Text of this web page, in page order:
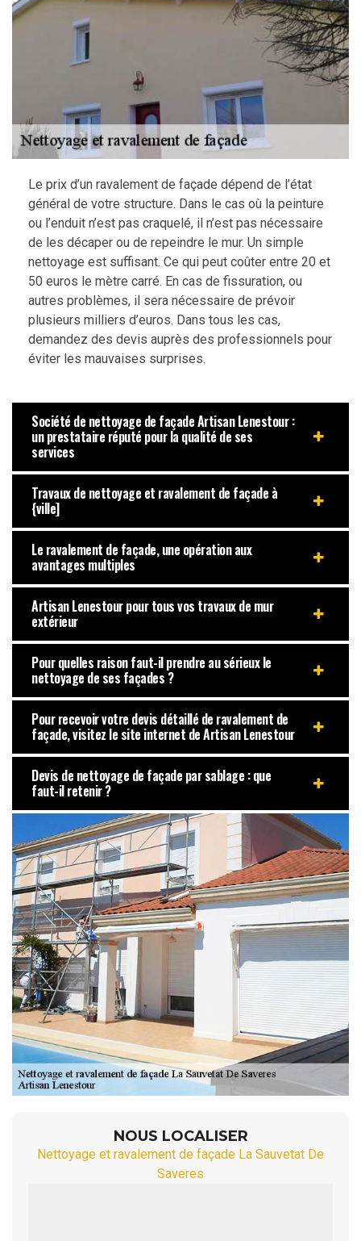
Le prix d’un ravalement de façade dépend de l’état
général de votre structure. Dans le cas où la peinture
ou l’enduit n’est pas craquelé, il n’est pas nécessaire
de les décaper ou de repeindre le mur. Un simple
nettoyage est suffisant. Ce qui peut coûter entre 20 et
50 euros le mètre carré. En cas de fissuration, ou
autres problèmes, il sera nécessaire de prévoir
plusieurs milliers d’euros. Dans tous les cas,
demandez des devis auprès des professionnels pour
éviter les mauvaises surprises.
Société de nettoyage de façade Artisan Lenestour :
un prestataire réputé pour la qualité de ses
services
Travaux de nettoyage et ravalement de façade à
{ville]
Le ravalement de façade, une opération aux
avantages multiples
Artisan Lenestour pour tous vos travaux de mur
extérieur
Pour quelles raison faut-il prendre au sérieux le
nettoyage de ses façades ?
Pour recevoir votre devis détaillé de ravalement de
façade, visitez le site internet de Artisan Lenestour
Devis de nettoyage de façade par sablage : que
faut-il retenir ?
NOUS LOCALISER
Nettoyage et ravalement de façade La Sauvetat De
Saveres